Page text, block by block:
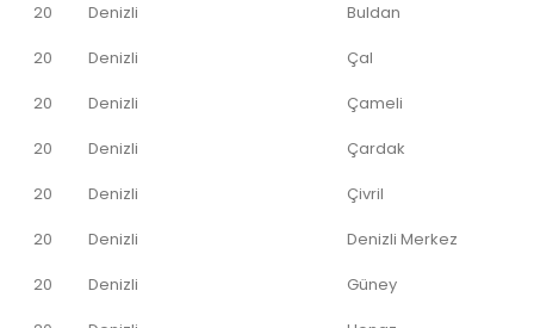
20
Denizli
Buldan
20
Denizli
Çal
20
Denizli
Çameli
20
Denizli
Çardak
20
Denizli
Çivril
20
Denizli
Denizli Merkez
20
Denizli
Güney